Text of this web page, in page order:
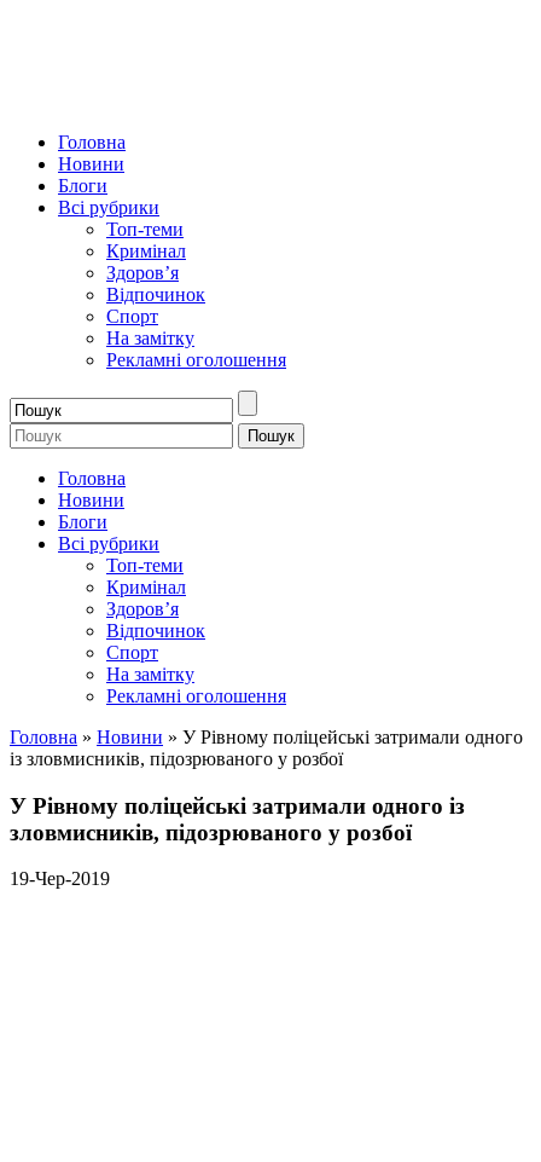
Головна
Новини
Блоги
Всі рубрики
Топ-теми
Кримінал
Здоров’я
Відпочинок
Спорт
На замітку
Рекламні оголошення
Головна
Новини
Блоги
Всі рубрики
Топ-теми
Кримінал
Здоров’я
Відпочинок
Спорт
На замітку
Рекламні оголошення
Головна » Новини » У Рівному поліцейські затримали одного
із зловмисників, підозрюваного у розбої
У Рівному поліцейські затримали одного із
зловмисників, підозрюваного у розбої
19-Чер-2019